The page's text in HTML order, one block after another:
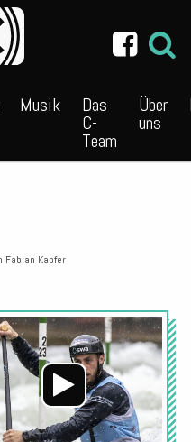
Musik Das
C-
Team
Über
uns
Fabian Kapfer